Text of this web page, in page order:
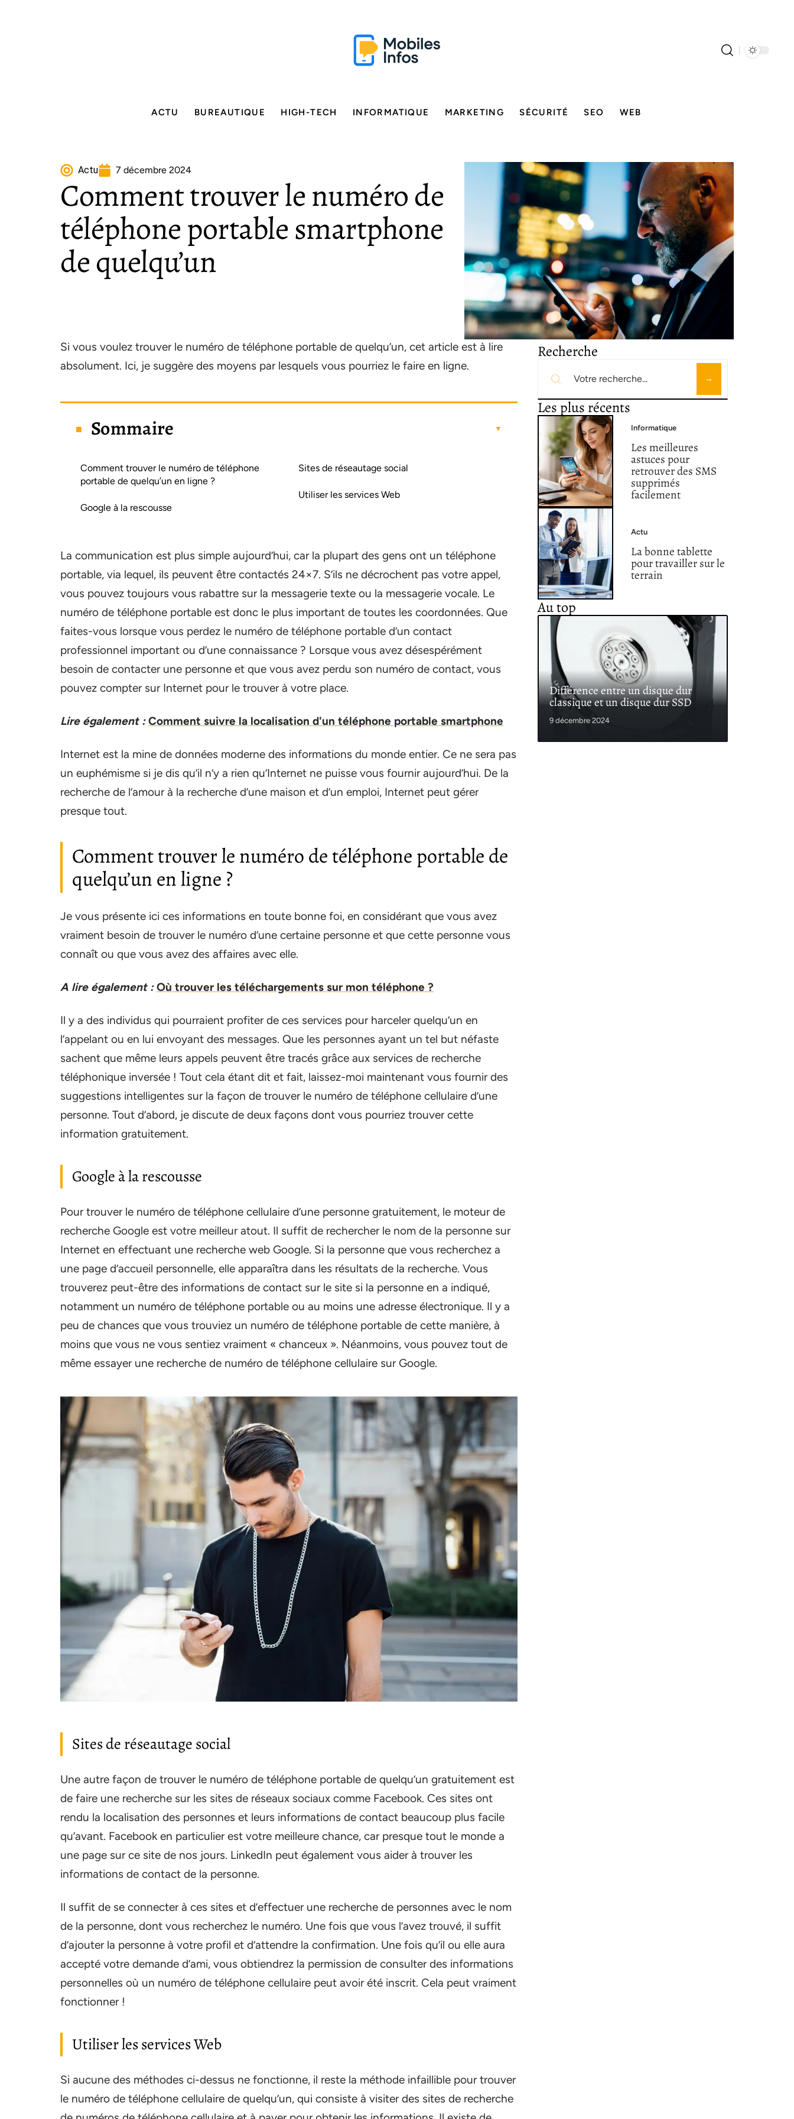
ACTU BUREAUTIQUE HIGH-TECH INFORMATIQUE MARKETING SÉCURITÉ SEO WEB
Actu 7 décembre 2024
Comment trouver le numéro de
téléphone portable smartphone
de quelqu’un
Si vous voulez trouver le numéro de téléphone portable de quelqu’un, cet article est à lire
absolument. Ici, je suggère des moyens par lesquels vous pourriez le faire en ligne.
Sommaire
Comment trouver le numéro de téléphone
portable de quelqu’un en ligne ?
Google à la rescousse
Sites de réseautage social
Utiliser les services Web
La communication est plus simple aujourd’hui, car la plupart des gens ont un téléphone
portable, via lequel, ils peuvent être contactés 24×7. S’ils ne décrochent pas votre appel,
vous pouvez toujours vous rabattre sur la messagerie texte ou la messagerie vocale. Le
numéro de téléphone portable est donc le plus important de toutes les coordonnées. Que
faites-vous lorsque vous perdez le numéro de téléphone portable d’un contact
professionnel important ou d’une connaissance ? Lorsque vous avez désespérément
besoin de contacter une personne et que vous avez perdu son numéro de contact, vous
pouvez compter sur Internet pour le trouver à votre place.
Lire également : Comment suivre la localisation d'un téléphone portable smartphone
Internet est la mine de données moderne des informations du monde entier. Ce ne sera pas
un euphémisme si je dis qu’il n’y a rien qu’Internet ne puisse vous fournir aujourd’hui. De la
recherche de l’amour à la recherche d’une maison et d’un emploi, Internet peut gérer
presque tout.
Comment trouver le numéro de téléphone portable de
quelqu’un en ligne ?
Je vous présente ici ces informations en toute bonne foi, en considérant que vous avez
vraiment besoin de trouver le numéro d’une certaine personne et que cette personne vous
connaît ou que vous avez des affaires avec elle.
A lire également : Où trouver les téléchargements sur mon téléphone ?
Il y a des individus qui pourraient profiter de ces services pour harceler quelqu’un en
l’appelant ou en lui envoyant des messages. Que les personnes ayant un tel but néfaste
sachent que même leurs appels peuvent être tracés grâce aux services de recherche
téléphonique inversée ! Tout cela étant dit et fait, laissez-moi maintenant vous fournir des
suggestions intelligentes sur la façon de trouver le numéro de téléphone cellulaire d’une
personne. Tout d’abord, je discute de deux façons dont vous pourriez trouver cette
information gratuitement.
Google à la rescousse
Pour trouver le numéro de téléphone cellulaire d’une personne gratuitement, le moteur de
recherche Google est votre meilleur atout. Il suffit de rechercher le nom de la personne sur
Internet en effectuant une recherche web Google. Si la personne que vous recherchez a
une page d’accueil personnelle, elle apparaîtra dans les résultats de la recherche. Vous
trouverez peut-être des informations de contact sur le site si la personne en a indiqué,
notamment un numéro de téléphone portable ou au moins une adresse électronique. Il y a
peu de chances que vous trouviez un numéro de téléphone portable de cette manière, à
moins que vous ne vous sentiez vraiment « chanceux ». Néanmoins, vous pouvez tout de
même essayer une recherche de numéro de téléphone cellulaire sur Google.
Sites de réseautage social
Une autre façon de trouver le numéro de téléphone portable de quelqu’un gratuitement est
de faire une recherche sur les sites de réseaux sociaux comme Facebook. Ces sites ont
rendu la localisation des personnes et leurs informations de contact beaucoup plus facile
qu’avant. Facebook en particulier est votre meilleure chance, car presque tout le monde a
une page sur ce site de nos jours. LinkedIn peut également vous aider à trouver les
informations de contact de la personne.
Il suffit de se connecter à ces sites et d’effectuer une recherche de personnes avec le nom
de la personne, dont vous recherchez le numéro. Une fois que vous l’avez trouvé, il suffit
d’ajouter la personne à votre profil et d’attendre la confirmation. Une fois qu’il ou elle aura
accepté votre demande d’ami, vous obtiendrez la permission de consulter des informations
personnelles où un numéro de téléphone cellulaire peut avoir été inscrit. Cela peut vraiment
fonctionner !
Utiliser les services Web
Si aucune des méthodes ci-dessus ne fonctionne, il reste la méthode infaillible pour trouver
le numéro de téléphone cellulaire de quelqu’un, qui consiste à visiter des sites de recherche
Recherche
Les plus récents
Informatique
Les meilleures
astuces pour
retrouver des SMS
supprimés
facilement
Actu
La bonne tablette
pour travailler sur le
terrain
Au top
Différence entre un disque dur
classique et un disque dur SSD
9 décembre 2024